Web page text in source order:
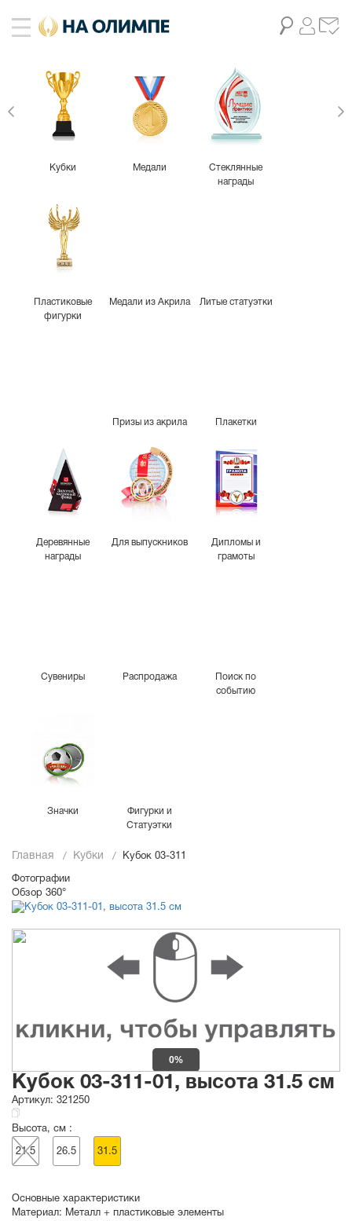
Кубки Медали
Стеклянные
награды
Пластиковые
фигурки
Медали из Акрила Литые статуэтки
Призы из акрила Плакетки
Деревянные
награды
Для выпускников
Дипломы и
грамоты
Сувениры Распродажа
Поиск по
событию
Значки
Фигурки и
Статуэтки
Главная Кубки Кубок 03-311
Фотографии
Обзор 360°
0%
Кубок 03-311-01, высота 31.5 см
Артикул: 321250
Высота, см :
21.5 26.5 31.5
Основные характеристики
Материал: Металл + пластиковые элементы